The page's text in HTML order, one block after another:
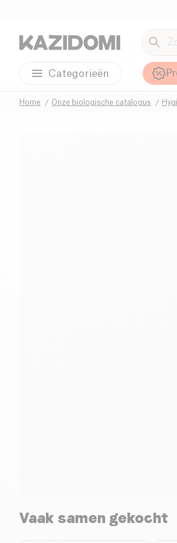
Categorieën
Home Onze biologische catalogus
Vaak samen gekocht